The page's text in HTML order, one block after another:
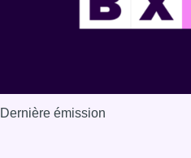
Dernière émission